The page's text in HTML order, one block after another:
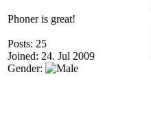
Phoner is great!
Posts: 25
Joined: 24. Jul 2009
Gender: